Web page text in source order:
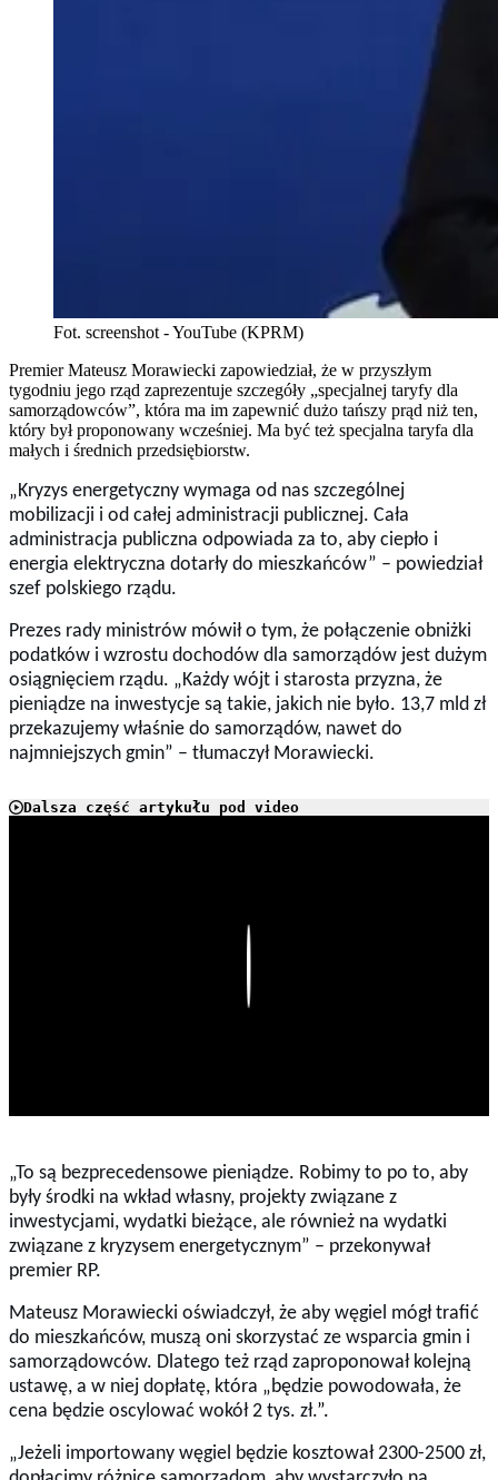
Fot. screenshot - YouTube (KPRM)
Premier Mateusz Morawiecki zapowiedział, że w przyszłym
tygodniu jego rząd zaprezentuje szczegóły „specjalnej taryfy dla
samorządowców”, która ma im zapewnić dużo tańszy prąd niż ten,
który był proponowany wcześniej. Ma być też specjalna taryfa dla
małych i średnich przedsiębiorstw.
„Kryzys energetyczny wymaga od nas szczególnej
mobilizacji i od całej administracji publicznej. Cała
administracja publiczna odpowiada za to, aby ciepło i
energia elektryczna dotarły do mieszkańców” – powiedział
szef polskiego rządu.
Prezes rady ministrów mówił o tym, że połączenie obniżki
podatków i wzrostu dochodów dla samorządów jest dużym
osiągnięciem rządu. „Każdy wójt i starosta przyzna, że
pieniądze na inwestycje są takie, jakich nie było. 13,7 mld zł
przekazujemy właśnie do samorządów, nawet do
najmniejszych gmin” – tłumaczył Morawiecki.
Dalsza część artykułu pod video
„To są bezprecedensowe pieniądze. Robimy to po to, aby
były środki na wkład własny, projekty związane z
inwestycjami, wydatki bieżące, ale również na wydatki
związane z kryzysem energetycznym” – przekonywał
premier RP.
Mateusz Morawiecki oświadczył, że aby węgiel mógł trafić
do mieszkańców, muszą oni skorzystać ze wsparcia gmin i
samorządowców. Dlatego też rząd zaproponował kolejną
ustawę, a w niej dopłatę, która „będzie powodowała, że
cena będzie oscylować wokół 2 tys. zł.”.
„Jeżeli importowany węgiel będzie kosztował 2300-2500 zł,